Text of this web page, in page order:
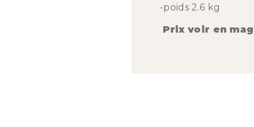
-poids 2.6 kg
Prix voir en